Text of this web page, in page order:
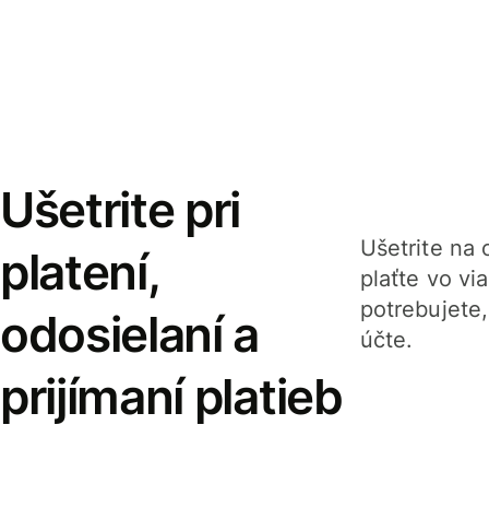
Ušetrite pri
platení,
odosielaní a
prijímaní platieb
Ušetrite na
plaťte vo
účte.